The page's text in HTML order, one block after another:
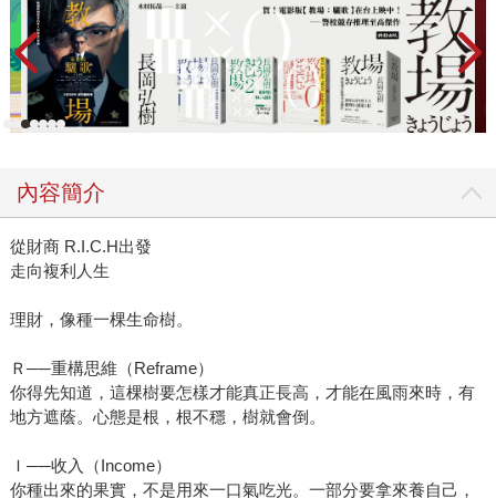
內容簡介
從財商 R.I.C.H出發
走向複利人生
理財，像種一棵生命樹。
Ｒ──重構思維（Reframe）
你得先知道，這棵樹要怎樣才能真正長高，才能在風雨來時，有
地方遮蔭。心態是根，根不穩，樹就會倒。
Ｉ──收入（Income）
你種出來的果實，不是用來一口氣吃光。一部分要拿來養自己，